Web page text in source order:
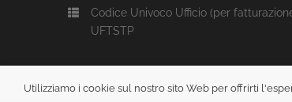
Codice Univoco Ufficio (per
UFTSTP
Utilizziamo i cookie sul nostro sito Web per offrirti